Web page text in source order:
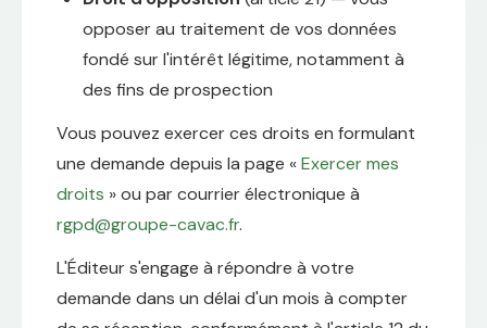
opposer au traitement de vos données
fondé sur l'intérêt légitime, notamment à
des fins de prospection
Vous pouvez exercer ces droits en formulant
une demande depuis la page «Exercer mes
droits » ou par courrier électronique à
rgpd@groupe-cavac.fr.
L'Éditeur s'engage à répondre à votre
demande dans un délai d'un mois à compter